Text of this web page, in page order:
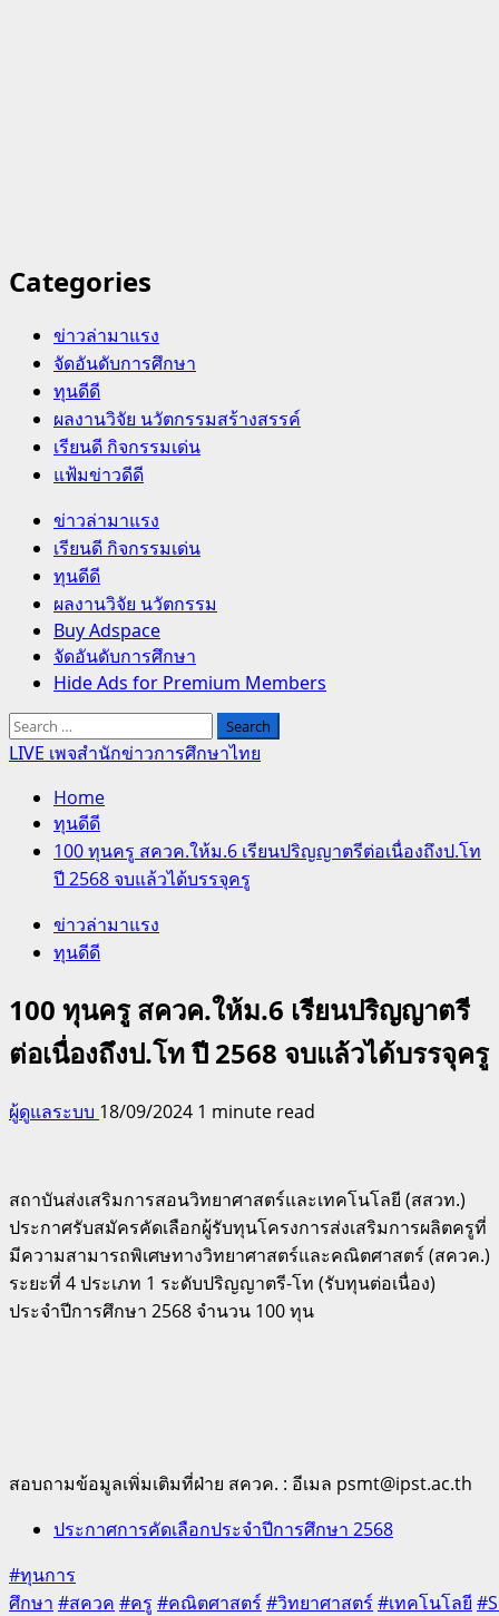
Categories
ข่าวล่ามาแรง
จัดอันดับการศึกษา
ทุนดีดี
ผลงานวิจัย นวัตกรรมสร้างสรรค์
เรียนดี กิจกรรมเด่น
แฟ้มข่าวดีดี
Primary
Menu
ข่าวล่ามาแรง
เรียนดี กิจกรรมเด่น
ทุนดีดี
ผลงานวิจัย นวัตกรรม
Buy Adspace
จัดอันดับการศึกษา
Hide Ads for Premium Members
Search
for:
LIVE เพจสำนักข่าวการศึกษาไทย
Home
ทุนดีดี
100 ทุนครู สควค.ให้ม.6 เรียนปริญญาตรีต่อเนื่องถึงป.โท
ปี 2568 จบแล้วได้บรรจุครู
ข่าวล่ามาแรง
ทุนดีดี
100 ทุนครู สควค.ให้ม.6 เรียนปริญญาตรี
ต่อเนื่องถึงป.โท ปี 2568 จบแล้วได้บรรจุครู
ผู้ดูแลระบบ 18/09/2024 1 minute read
สถาบันส่งเสริมการสอนวิทยาศาสตร์และเทคโนโลยี (สสวท.)
ประกาศรับสมัครคัดเลือกผู้รับทุนโครงการส่งเสริมการผลิตครูที่
มีความสามารถพิเศษทางวิทยาศาสตร์และคณิตศาสตร์ (สควค.)
ระยะที่ 4 ประเภท 1 ระดับปริญญาตรี-โท (รับทุนต่อเนื่อง)
ประจำปีการศึกษา 2568 จำนวน 100 ทุน
สอบถามข้อมูลเพิ่มเติมที่ฝ่าย สควค. : อีเมล psmt@ipst.ac.th
ประกาศการคัดเลือกประจำปีการศึกษา 2568
#ทุนการ
ศึกษา #สควค #ครู #คณิตศาสตร์#วิทยาศาสตร์#เทคโนโลยี